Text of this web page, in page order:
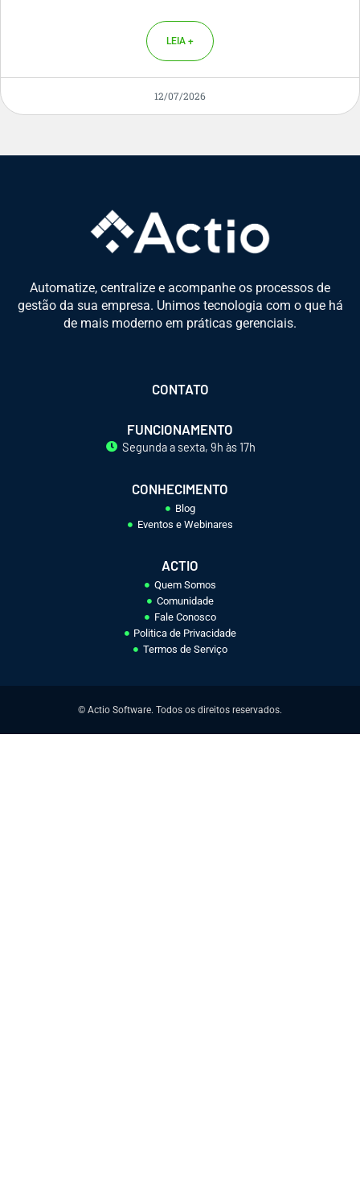
LEIA +
12/07/2026
Automatize, centralize e acompanhe os processos de
gestão da sua empresa. Unimos tecnologia com o que há
de mais moderno em práticas gerenciais.
CONTATO
FUNCIONAMENTO
Segunda a sexta, 9h às 17h
CONHECIMENTO
Blog
Eventos e Webinares
ACTIO
Quem Somos
Comunidade
Fale Conosco
Politica de Privacidade
Termos de Serviço
© Actio Software. Todos os direitos reservados.